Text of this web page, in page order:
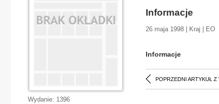
Informacje
26 maja 1998 | Kraj | EO
Informacje
POPRZEDNI ARTYKUŁ Z
Wydanie: 1396